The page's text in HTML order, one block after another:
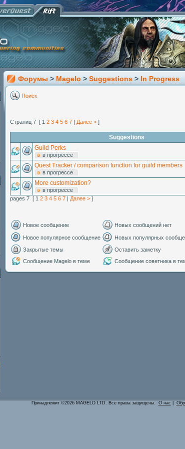
Форумы > Magelo > Suggestions > In Progress
Поиск
Страниц 7 [ 1 2 3 4 5 6 7 | Далее > ]
Suggestions
Guild Perks
в прогрессе
Quest Tracker / comparison function for guild members
в прогрессе
More customization?
в прогрессе
pages 7 [ 1 2 3 4 5 6 7 | Далее > ]
Новое сообщение Новых сообщений нет
Новое популярное сообщение
Новых популярных
Закрытые темы
Оставить заметку
Сообщение Magelo в теме
Сообщение советника в
Принадлежит ©2026 MAGELO LTD. Все права защищены. О нас